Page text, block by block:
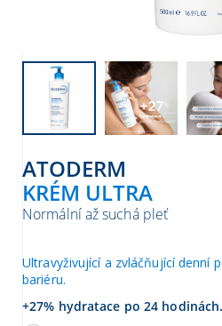
ATODERM
KRÉM ULTRA
Normální až suchá pleť
Ultravyživující a zvláčňující denní
bariéru.
+27% hydratace po 24